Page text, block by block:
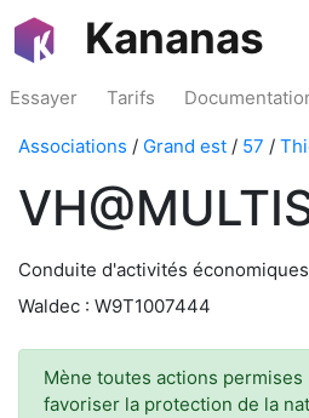
Kananas
Essayer Tarifs
Associations / Grand est / 57 /
Conduite d'activités
Waldec : W9T1007444
Mène toutes actions permises
favoriser la protection de la